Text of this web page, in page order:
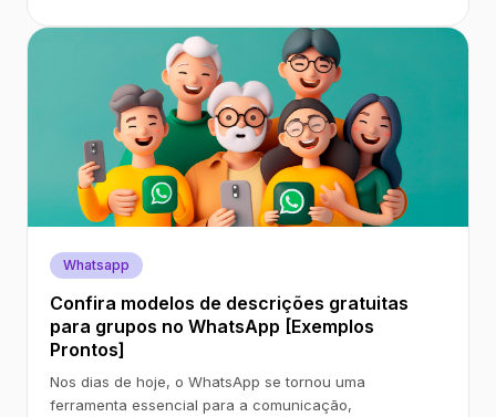
Whatsapp
Confira modelos de descrições gratuitas
para grupos no WhatsApp [Exemplos
Prontos]
Nos dias de hoje, o WhatsApp se tornou uma
ferramenta essencial para a comunicação,